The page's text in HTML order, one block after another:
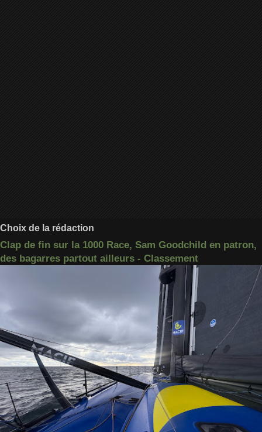
Choix de la rédaction
Clap de fin sur la 1000 Race, Sam Goodchild en patron,
des bagarres partout ailleurs - Classement